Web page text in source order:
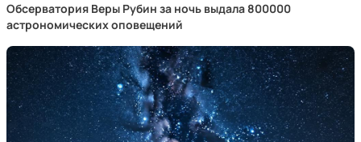
Обсерватория Веры Рубин за ночь выдала 800000
астрономических оповещений